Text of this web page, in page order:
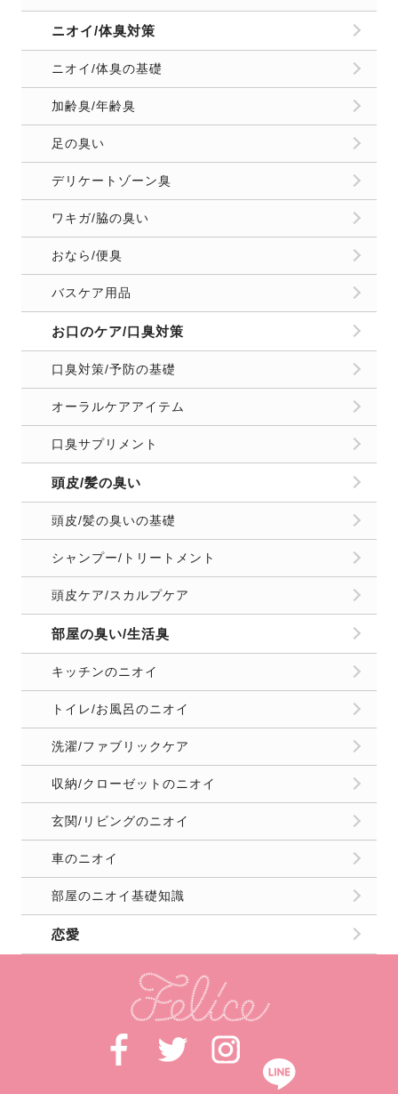
ニオイ/体臭対策
ニオイ/体臭の基礎
加齢臭/年齢臭
足の臭い
デリケートゾーン臭
ワキガ/脇の臭い
おなら/便臭
バスケア用品
お口のケア/口臭対策
口臭対策/予防の基礎
オーラルケアアイテム
口臭サプリメント
頭皮/髪の臭い
頭皮/髪の臭いの基礎
シャンプー/トリートメント
頭皮ケア/スカルプケア
部屋の臭い/生活臭
キッチンのニオイ
トイレ/お風呂のニオイ
洗濯/ファブリックケア
収納/クローゼットのニオイ
玄関/リビングのニオイ
車のニオイ
部屋のニオイ基礎知識
恋愛